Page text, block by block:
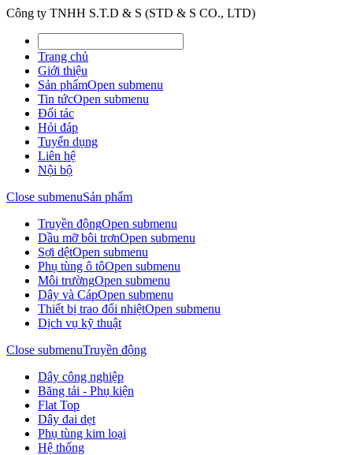
Công ty TNHH S.T.D & S (STD & S CO., LTD)
Trang chủ
Giới thiệu
Sản phẩmOpen submenu
Tin tứcOpen submenu
Đối tác
Hỏi đáp
Tuyển dụng
Liên hệ
Nội bộ
Close submenuSản phẩm
Truyền độngOpen submenu
Dầu mỡ bôi trơnOpen submenu
Sợi dệtOpen submenu
Phụ tùng ô tôOpen submenu
Môi trườngOpen submenu
Dây và CápOpen submenu
Thiết bị trao đổi nhiệtOpen submenu
Dịch vụ kỹ thuật
Close submenuTruyền động
Dây công nghiệp
Băng tải - Phụ kiện
Flat Top
Dây đai dẹt
Phụ tùng kim loại
Hệ thống